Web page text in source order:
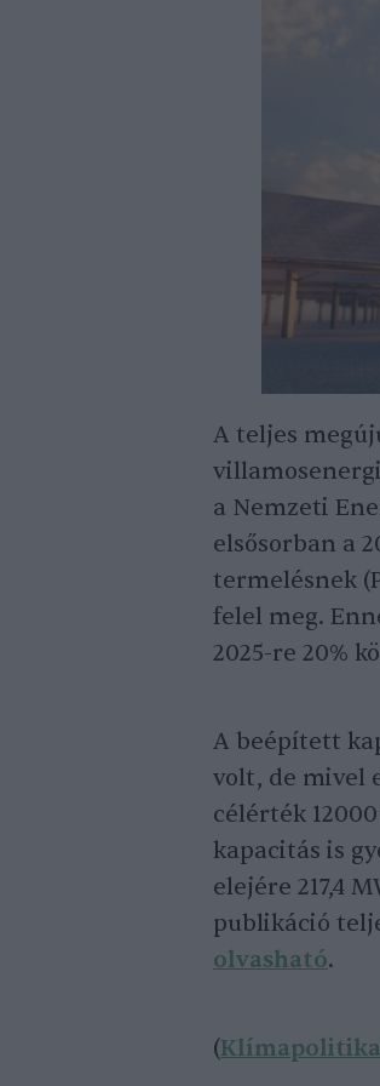
A teljes
a Nemzeti
elsősorban a
termelésnek
felel meg.
2025-re 20%
A beépített
volt, de mivel
célérték
kapacitás is
elejére 217,4
publikáció
olvasható.
(